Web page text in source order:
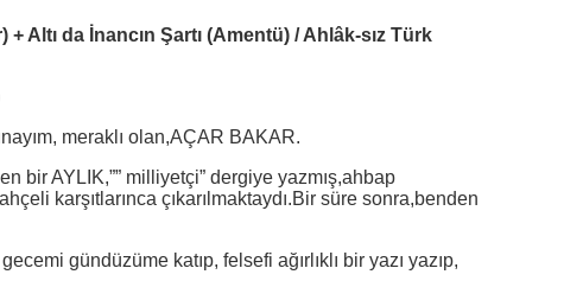
+ Altı da İnancın Şartı (Amentü) / Ahlâk-sız Türk
meraklı olan,AÇAR BAKAR.
bir AYLIK,”” milliyetçi” dergiye yazmış,ahbap
karşıtlarınca çıkarılmaktaydı.Bir süre sonra,benden
gündüzüme katıp, felsefi ağırlıklı bir yazı yazıp,